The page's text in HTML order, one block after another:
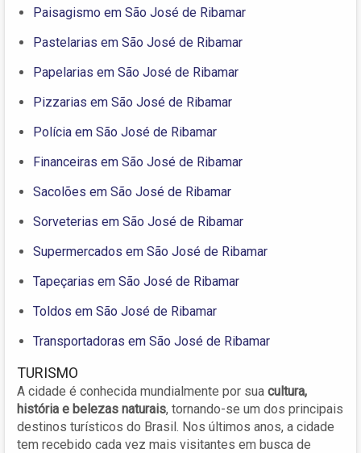
Paisagismo em São José de Ribamar
Pastelarias em São José de Ribamar
Papelarias em São José de Ribamar
Pizzarias em São José de Ribamar
Polícia em São José de Ribamar
Financeiras em São José de Ribamar
Sacolões em São José de Ribamar
Sorveterias em São José de Ribamar
Supermercados em São José de Ribamar
Tapeçarias em São José de Ribamar
Toldos em São José de Ribamar
Transportadoras em São José de Ribamar
TURISMO
A cidade é conhecida mundialmente por sua cultura,
história e belezas naturais, tornando-se um dos principais
destinos turísticos do Brasil. Nos últimos anos, a cidade
tem recebido cada vez mais visitantes em busca de